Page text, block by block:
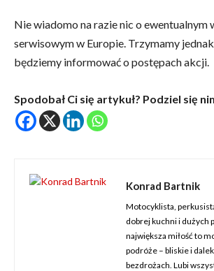
Nie wiadomo na razie nic o ewentualnym
serwisowym w Europie. Trzymamy
będziemy informować o postępach akcji.
Spodobał Ci się artykuł? Podziel się
Konrad Bartnik
Motocyklista,
dobrej kuchni i dużych
największa miłość to
podróże – bliskie i
bezdrożach. Lubi